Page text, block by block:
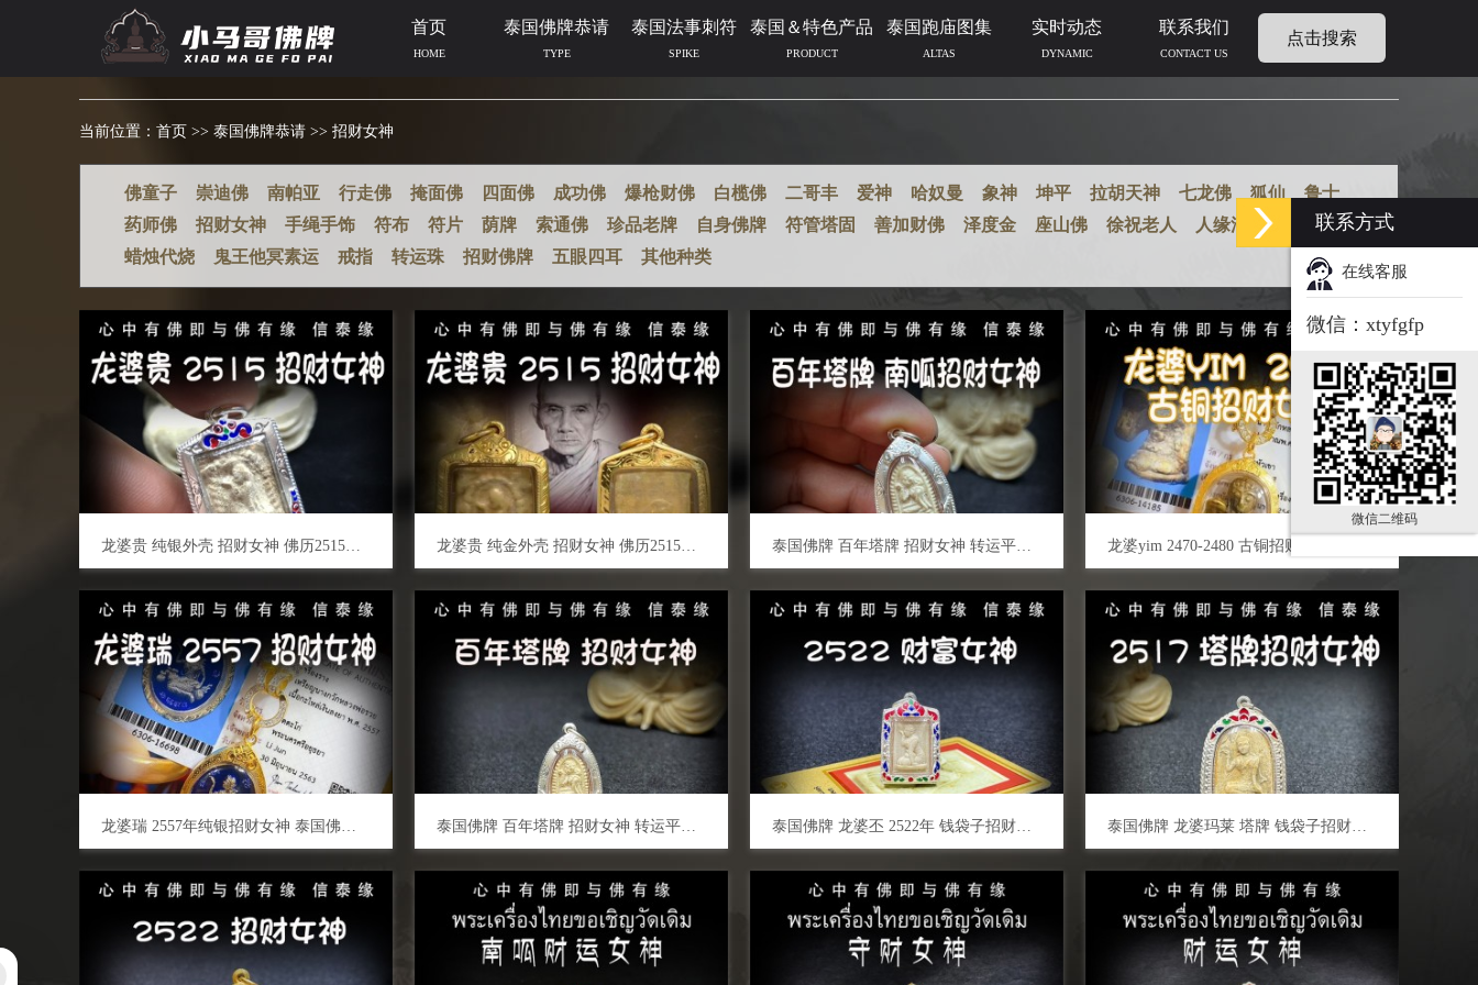
首页
HOME
泰国佛牌恭请
TYPE
泰国法事刺符
SPIKE
泰国＆特色产品
PRODUCT
泰国跑庙图集
ALTAS
实时动态
DYNAMIC
联系我们
CONTACT US
点击搜索
当前位置： 首页 >> 泰国佛牌恭请 >> 招财女神
佛童子 崇迪佛 南帕亚 行走佛 掩面佛 四面佛 成功佛 爆枪财佛 白榄佛 二哥丰 爱神 哈奴曼 象神 坤平 拉胡天神 七龙佛 狐仙
鲁士
药师佛
招财女神 手绳手饰 符布 符片 荫牌 索通佛 珍品老牌 自身佛牌 符管塔固 善加财佛 泽度金 座山佛 徐祝老人 人缘油
人缘膏
蜡烛代烧
鬼王他冥素运 戒指 转运珠 招财佛牌 五眼四耳 其他种类
龙婆贵 纯银外壳 招财女神 佛历2515年 泰国佛牌 招财旺运 事业人缘 生意兴隆 平安挡煞 龙婆贵 纯金外壳 招财女神 佛历2515年 泰国佛牌 招财旺运 事业人缘 生意兴隆 平安挡煞 泰国佛牌 百年塔牌 招财女神 转运平安 辟邪避险 挡灾助人缘 事业生意
龙婆瑞 2557年纯银招财女神 泰国佛牌 强力招财、助生意事业 挡灾避险 泰国佛牌 百年塔牌 招财女神 转运平安 辟邪避险 挡灾助人缘 事业生意 泰国佛牌 龙婆丕 2522年 钱袋子招财女神 生意兴隆 客源不断 人缘旺盛 泰国佛牌 龙婆玛莱 塔牌 钱袋子招财女神 招财人缘 生意事业 逢凶化吉 转运旺财 避是非 小人 去霉运挡灾
联系方式
在线客服
微信：xtyfgfp
微信二维码